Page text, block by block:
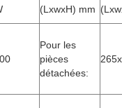
(LxwxH) mm
Pour les
pièces
détachées: